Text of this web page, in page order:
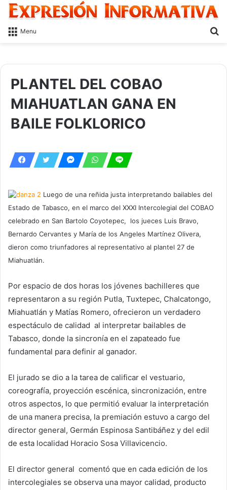
Menu
PLANTEL DEL COBAO
MIAHUATLAN GANA EN
BAILE FOLKLORICO
Luego de una reñida justa interpretando bailables del
Estado de Tabasco, en el marco del XXXI Intercolegial del COBAO
celebrado en San Bartolo Coyotepec, los jueces Luis Bravo,
Bernardo Cervantes y María de los Angeles Martínez Olivera,
dieron como triunfadores al representativo al plantel 27 de
Miahuatlán.
Por espacio de dos horas los jóvenes bachilleres que
representaron a su región Putla, Tuxtepec, Chalcatongo,
Miahuatlán y Matías Romero, ofrecieron un verdadero
espectáculo de calidad al interpretar bailables de
Tabasco, donde la sincronía en el zapateado fue
fundamental para definir al ganador.
El jurado se dio a la tarea de calificar el vestuario,
coreografía, proyección escénica, sincronización, entre
otros aspectos, lo que permitió evaluar la interpretación
de una manera precisa, la premiación estuvo a cargo del
director general, Germán Espinosa Santibáñez y del edil
de esta localidad Horacio Sosa Villavicencio.
El director general comentó que en cada edición de los
intercolegiales se observa una mayor calidad, producto